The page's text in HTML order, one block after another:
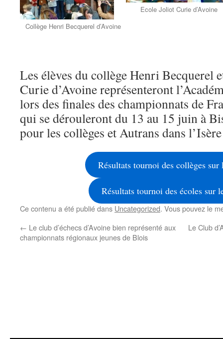
Collège Henri Becquerel d’Avoine
Ecole Joliot Curie d’Avoine
Les élèves du collège Henri Becquerel
Curie d’Avoine représenteront
lors des finales des championnats de
qui se dérouleront du 13 au 15 juin à
pour les collèges et Autrans dans
Résultats tournoi des collèges sur
Résultats tournoi des écoles sur
Ce contenu a été publié dans Uncategorized. Vous pouvez le
← Le club d’échecs d’Avoine bien représenté aux
championnats régionaux jeunes de Blois
Le Club